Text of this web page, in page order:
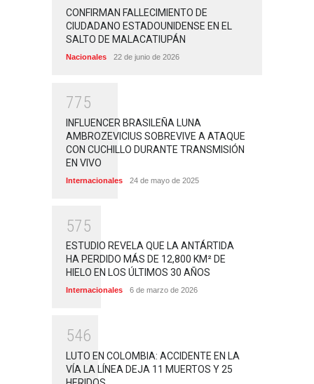
CONFIRMAN FALLECIMIENTO DE
CIUDADANO ESTADOUNIDENSE EN EL
SALTO DE MALACATIUPÁN
Nacionales 22 de junio de 2026
775
INFLUENCER BRASILEÑA LUNA
AMBROZEVICIUS SOBREVIVE A ATAQUE
CON CUCHILLO DURANTE TRANSMISIÓN
EN VIVO
Internacionales 24 de mayo de 2025
575
ESTUDIO REVELA QUE LA ANTÁRTIDA
HA PERDIDO MÁS DE 12,800 KM² DE
HIELO EN LOS ÚLTIMOS 30 AÑOS
Internacionales 6 de marzo de 2026
546
LUTO EN COLOMBIA: ACCIDENTE EN LA
VÍA LA LÍNEA DEJA 11 MUERTOS Y 25